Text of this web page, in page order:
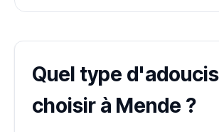
Quel type
choisir à Mende ?